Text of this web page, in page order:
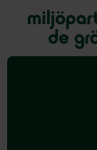
Miljöpartiet